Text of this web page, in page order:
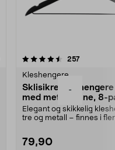
-
257
Kleshengere
Sklisikre
med metallpinne, 8-
Elegant og skikkelig
tre og metall – finnes i
79,90
4.5av 5 stjerner